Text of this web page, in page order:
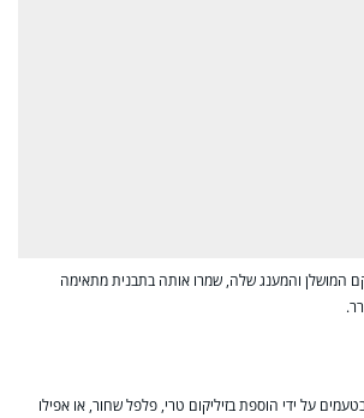
המושלן והמענג שלה, שמרו אותה בתבנית מתאימה
על ידי הוספת בזיליקום טרי, פלפל שחור, או אפילו